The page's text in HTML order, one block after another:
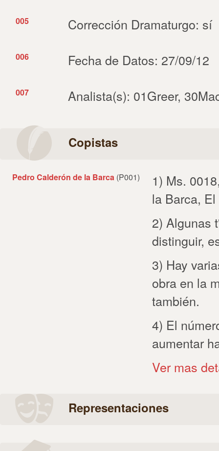
005 Corrección Dramaturgo: sí
006 Fecha de Datos: 27/09/12
007 Analista(s): 01Greer,
Copistas
Pedro Calderón de la Barca (P001)
1) Ms.
la Barca,
2) Algunas
distinguir,
3) Hay
obra en la
también.
4) El
aumentar
Ver mas
Representaciones